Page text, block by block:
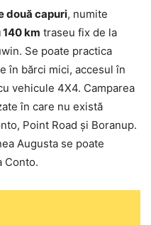
două capuri, numite
140 km traseu fix de la
Se poate practica
în bărci mici, accesul în
vehicule 4X4. Camparea
în care nu există
Point Road și Boranup.
Augusta se poate
Conto.